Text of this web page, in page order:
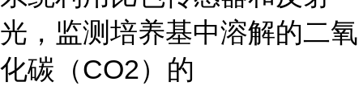
光，监测培养基中溶解的二氧
化碳（CO2）的